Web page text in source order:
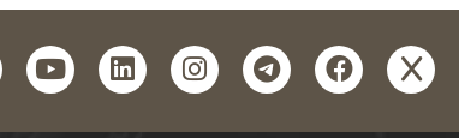
x
facebook
telegram
instagram
linkedin